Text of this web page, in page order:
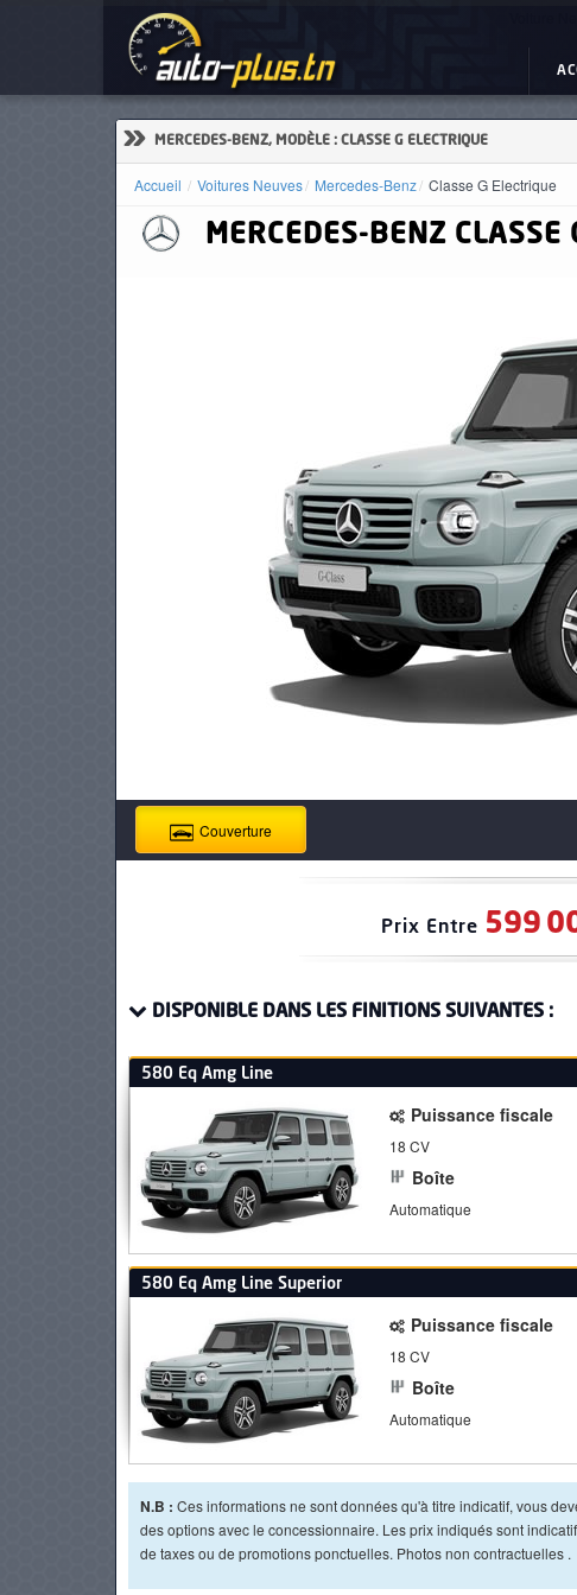
» MERCEDES-BENZ, MODÈLE : CLASSE G ELECTRIQUE
Accueil Voitures Neuves Mercedes-Benz Classe G Electrique
MERCEDES-BENZ CLASSE
Couverture
Prix Entre 599
DISPONIBLE DANS LES FINITIONS SUIVANTES :
580 Eq Amg Line
Puissance fiscale
18 CV
Boîte
Automatique
580 Eq Amg Line Superior
Puissance fiscale
18 CV
Boîte
Automatique
N.B : Ces informations ne sont données qu'à titre indicatif, vous
des options avec le concessionnaire. Les prix indiqués sont
de taxes ou de promotions ponctuelles. Photos non contractuelles .
ACTUALITÉS